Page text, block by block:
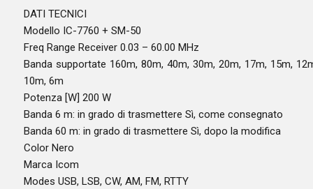
DATI TECNICI
Modello IC-7760 + SM-50
Freq Range Receiver 0.03 – 60.00 MHz
Banda supportate 160m, 80m, 40m, 30m, 20m, 17m, 15m,
10m, 6m
Potenza [W] 200 W
Banda 6 m: in grado di trasmettere Sì, come consegnato
Banda 60 m: in grado di trasmettere Sì, dopo la modifica
Color Nero
Marca Icom
Modes USB, LSB, CW, AM, FM, RTTY